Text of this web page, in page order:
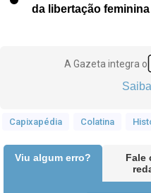
da libertação feminina
A Gazeta integra o
Capixapédia Colatina
Viu algum erro?
Fale